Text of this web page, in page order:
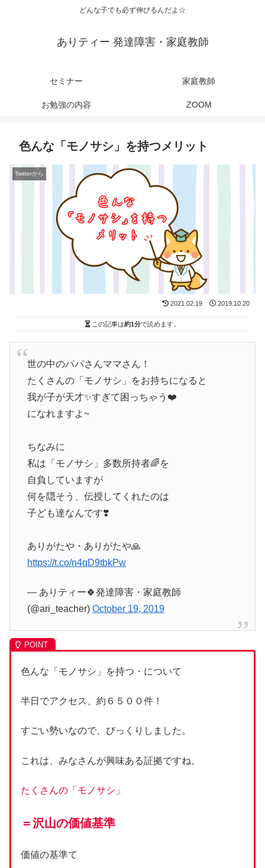
どんな子でも必ず伸びるんだよ☆
ありティー 発達障害・家庭教師
セミナー 家庭教師
お勉強の内容 ZOOM
色んな「モノサシ」を持つメリット
Twitterから
2021.02.19 2019.10.20
この記事は約1分で読めます。
世の中のパパさんママさん！
たくさんの「モノサシ」をお持ちになると
我が子が天才✨すぎて困っちゃう❤️
になれますよ~
ちなみに
私は「モノサシ」多数所持者🌈を
自負していますが
何を隠そう、伝授してくれたのは
子ども達なんです❣️
ありがたや・ありがたや🙏
https://t.co/n4qD9tbkPw
— ありティー🍀発達障害・家庭教師
(@ari_teacher) October 19, 2019
色んな「モノサシ」を持つ・について
半日でアクセス、約６５００件！
すごい勢いなので、びっくりしました。
これは、みなさんが興味ある証拠ですね。
たくさんの「モノサシ」
＝沢山の価値基準
価値の基準て